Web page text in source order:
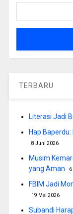
TERBARU
Literasi Jadi
Hap
8 Juni 2026
Musim
yang Aman
FBIM Jadi
19 Mei 2026
Subandi